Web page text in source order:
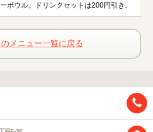
ボウル。ドリンクセットは200円引き。
メニュー一覧に戻る